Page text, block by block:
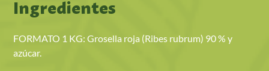
Ingredientes
FORMATO 1 KG: Grosella roja (Ribes rubrum) 90 % y
azúcar.